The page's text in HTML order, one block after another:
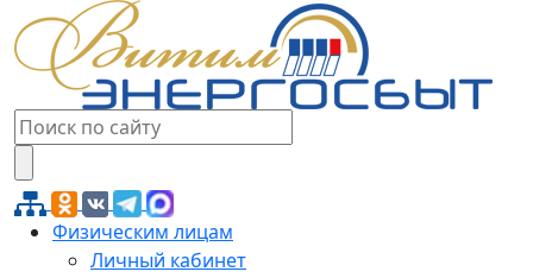
Физическим лицам
Личный кабинет